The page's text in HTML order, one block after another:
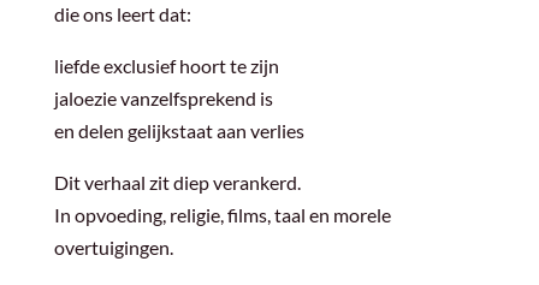
die ons leert dat:
liefde exclusief hoort te zijn
jaloezie vanzelfsprekend is
en delen gelijkstaat aan verlies
Dit verhaal zit diep verankerd.
In opvoeding, religie, films, taal en morele
overtuigingen.